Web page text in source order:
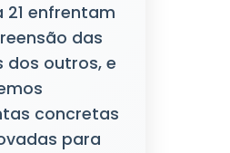
21 enfrentam
das
dos outros, e
concretas
para